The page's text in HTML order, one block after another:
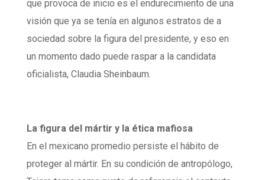
que provoca de inicio es el endurecimiento de una
visión que ya se tenía en algunos estratos de a
sociedad sobre la figura del presidente, y eso en
un momento dado puede raspar a la candidata
oficialista, Claudia Sheinbaum.
La figura del mártir y la ética mafiosa
En el mexicano promedio persiste el hábito de
proteger al mártir. En su condición de antropólogo,